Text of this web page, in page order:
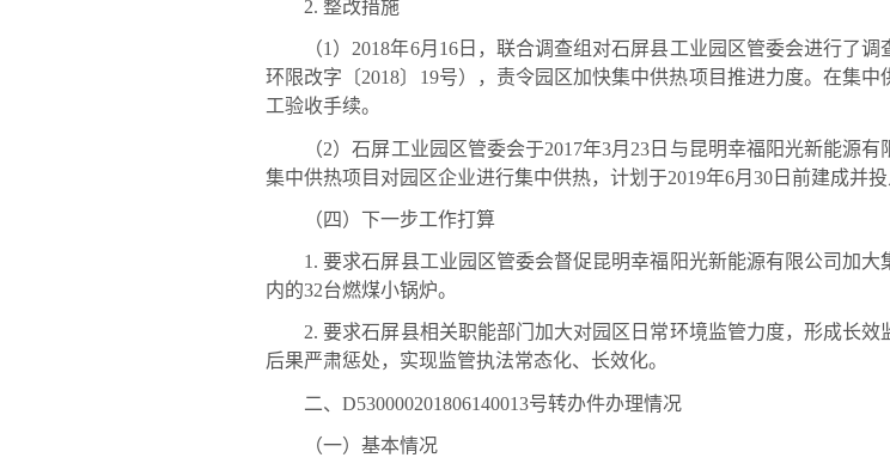
2. 整改措施
（1）2018年6月16日，联合调查组对石屏县工业园区管委会进行了调
环限改字〔2018〕19号），责令园区加快集中供热项目推进力度。在集
工验收手续。
（2）石屏工业园区管委会于2017年3月23日与昆明幸福阳光新能源有
集中供热项目对园区企业进行集中供热，计划于2019年6月30日前建成并
（四）下一步工作打算
1. 要求石屏县工业园区管委会督促昆明幸福阳光新能源有限公司加大
内的32台燃煤小锅炉。
2. 要求石屏县相关职能部门加大对园区日常环境监管力度，形成长效
后果严肃惩处，实现监管执法常态化、长效化。
二、D530000201806140013号转办件办理情况
（一）基本情况